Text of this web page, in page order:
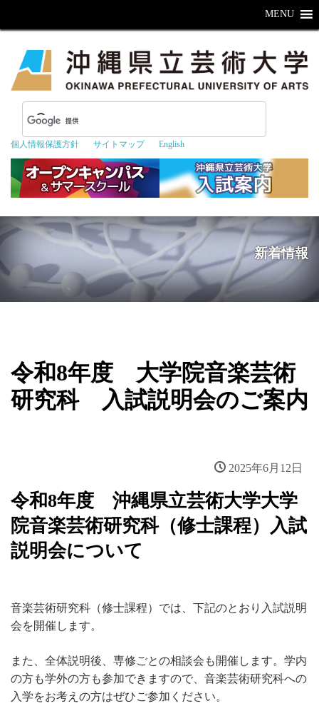
個人情報保護方針 サイトマップ English
MENU
新着情報
令和8年度 大学院音楽芸術
研究科 入試説明会のご案内
2025年6月12日
令和8年度 沖縄県立芸術大学大学
院音楽芸術研究科（修士課程）入試
説明会について
音楽芸術研究科（修士課程）では、下記のとおり入試説明
会を開催します。
また、全体説明後、専修ごとの相談会も開催します。学内
の方も学外の方も参加できますので、音楽芸術研究科への
入学をお考えの方はぜひご参加ください。